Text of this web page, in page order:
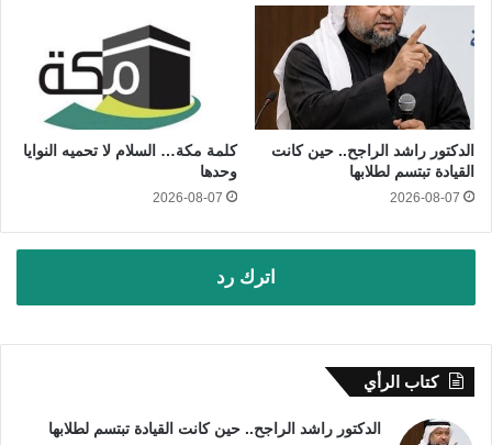
الدكتور راشد الراجح.. حين كانت
القيادة تبتسم لطلابها
2026-08-07
كلمة مكة… السلام لا تحميه النوايا
وحدها
2026-08-07
اترك رد
كتاب الرأي
الدكتور راشد الراجح.. حين كانت القيادة تبتسم لطلابها